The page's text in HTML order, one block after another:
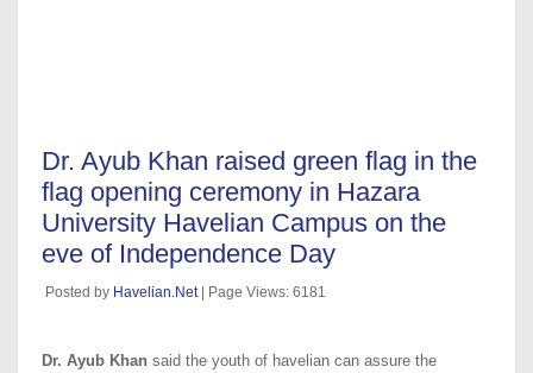
Dr. Ayub Khan raised green flag in the
flag opening ceremony in Hazara
University Havelian Campus on the
eve of Independence Day
Posted by Havelian.Net| Page Views: 6181
Dr. Ayub Khan said the youth of havelian can assure the